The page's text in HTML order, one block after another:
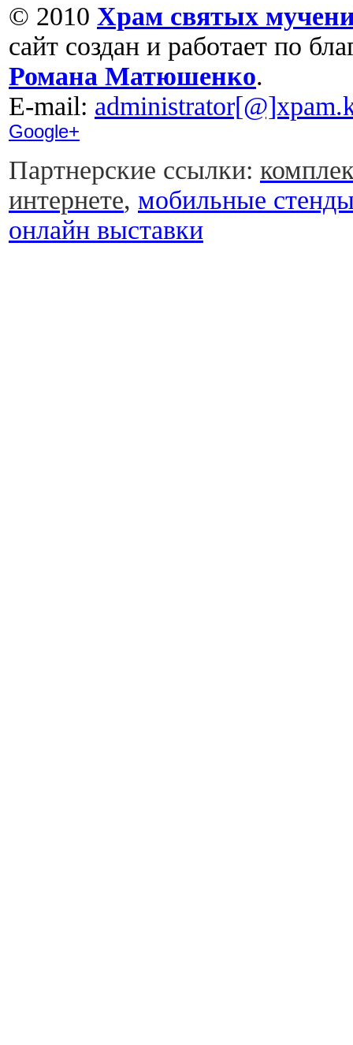
© 2010 Храм святых
сайт создан и работает по
Романа Матюшенко.
Е-mail:
Google+
Партнерские ссылки:
интернете, мобильные
онлайн выставки